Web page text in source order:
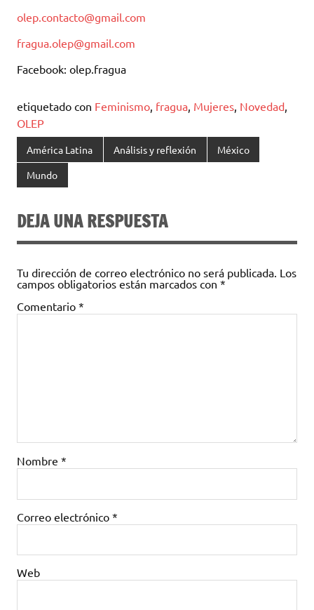
olep.contacto@gmail.com
fragua.olep@gmail.com
Facebook: olep.fragua
etiquetado con Feminismo, fragua, Mujeres, Novedad,
OLEP
América Latina Análisis y reflexión México
Mundo
DEJA UNA RESPUESTA
Tu dirección de correo electrónico no será publicada. Los
campos obligatorios están marcados con *
Comentario *
Nombre *
Correo electrónico *
Web